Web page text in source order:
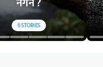
नगर्ने ?
6STORIES